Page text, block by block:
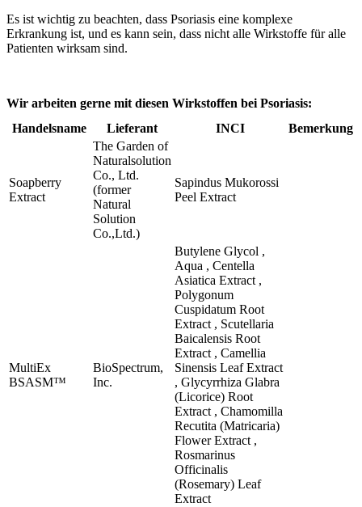
Es ist wichtig zu beachten, dass Psoriasis eine komplexe
Erkrankung ist, und es kann sein, dass nicht alle Wirkstoffe für alle
Patienten wirksam sind.
Wir arbeiten gerne mit diesen Wirkstoffen bei Psoriasis:
Handelsname
Lieferant INCI Bemerkung
Soapberry
Extract
The Garden of
Naturalsolution
Co., Ltd.
(former
Natural
Solution
Co.,Ltd.)
Sapindus Mukorossi
Peel Extract
MultiEx
BSASM™
BioSpectrum,
Inc.
Butylene Glycol ,
Aqua , Centella
Asiatica Extract ,
Polygonum
Cuspidatum Root
Extract , Scutellaria
Baicalensis Root
Extract , Camellia
Sinensis Leaf Extract
, Glycyrrhiza Glabra
(Licorice) Root
Extract , Chamomilla
Recutita (Matricaria)
Flower Extract ,
Rosmarinus
Officinalis
(Rosemary) Leaf
Extract